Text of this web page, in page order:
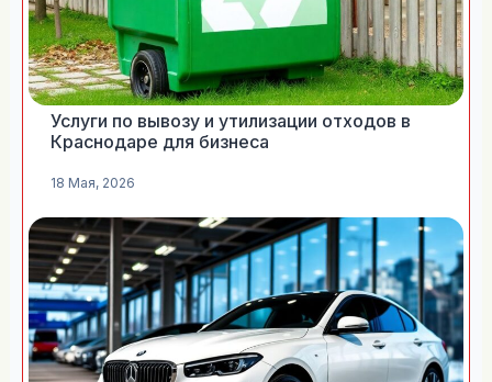
Услуги по вывозу и утилизации отходов в
Краснодаре для бизнеса
18 Мая, 2026